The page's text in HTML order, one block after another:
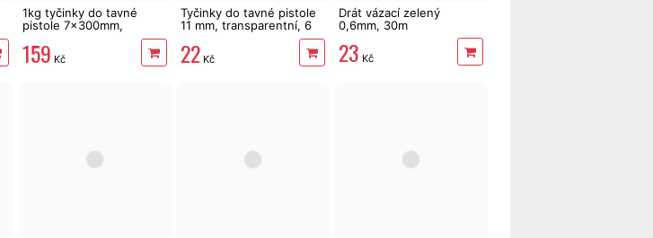
1kg tyčinky do tavné
pistole 7x300mm,
dlouhé, mléčné, 79 ks
159 Kč
Tyčinky do tavné pistole
11 mm, transparentní, 6
22 Kč
Drát vázací zelený
0,6mm, 30m
23 Kč